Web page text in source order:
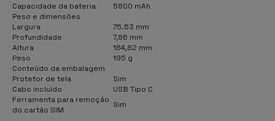
Capacidade da bateria
5800 mAh
Peso e dimensões
Largura
75.53 mm
Profundidade
7,86 mm
Altura
164,82 mm
Peso
195 g
Conteúdo da embalagem
Protetor de tela
Sim
Cabo incluído
USB Tipo C
Ferramenta para remoção
do cartão SIM
Sim